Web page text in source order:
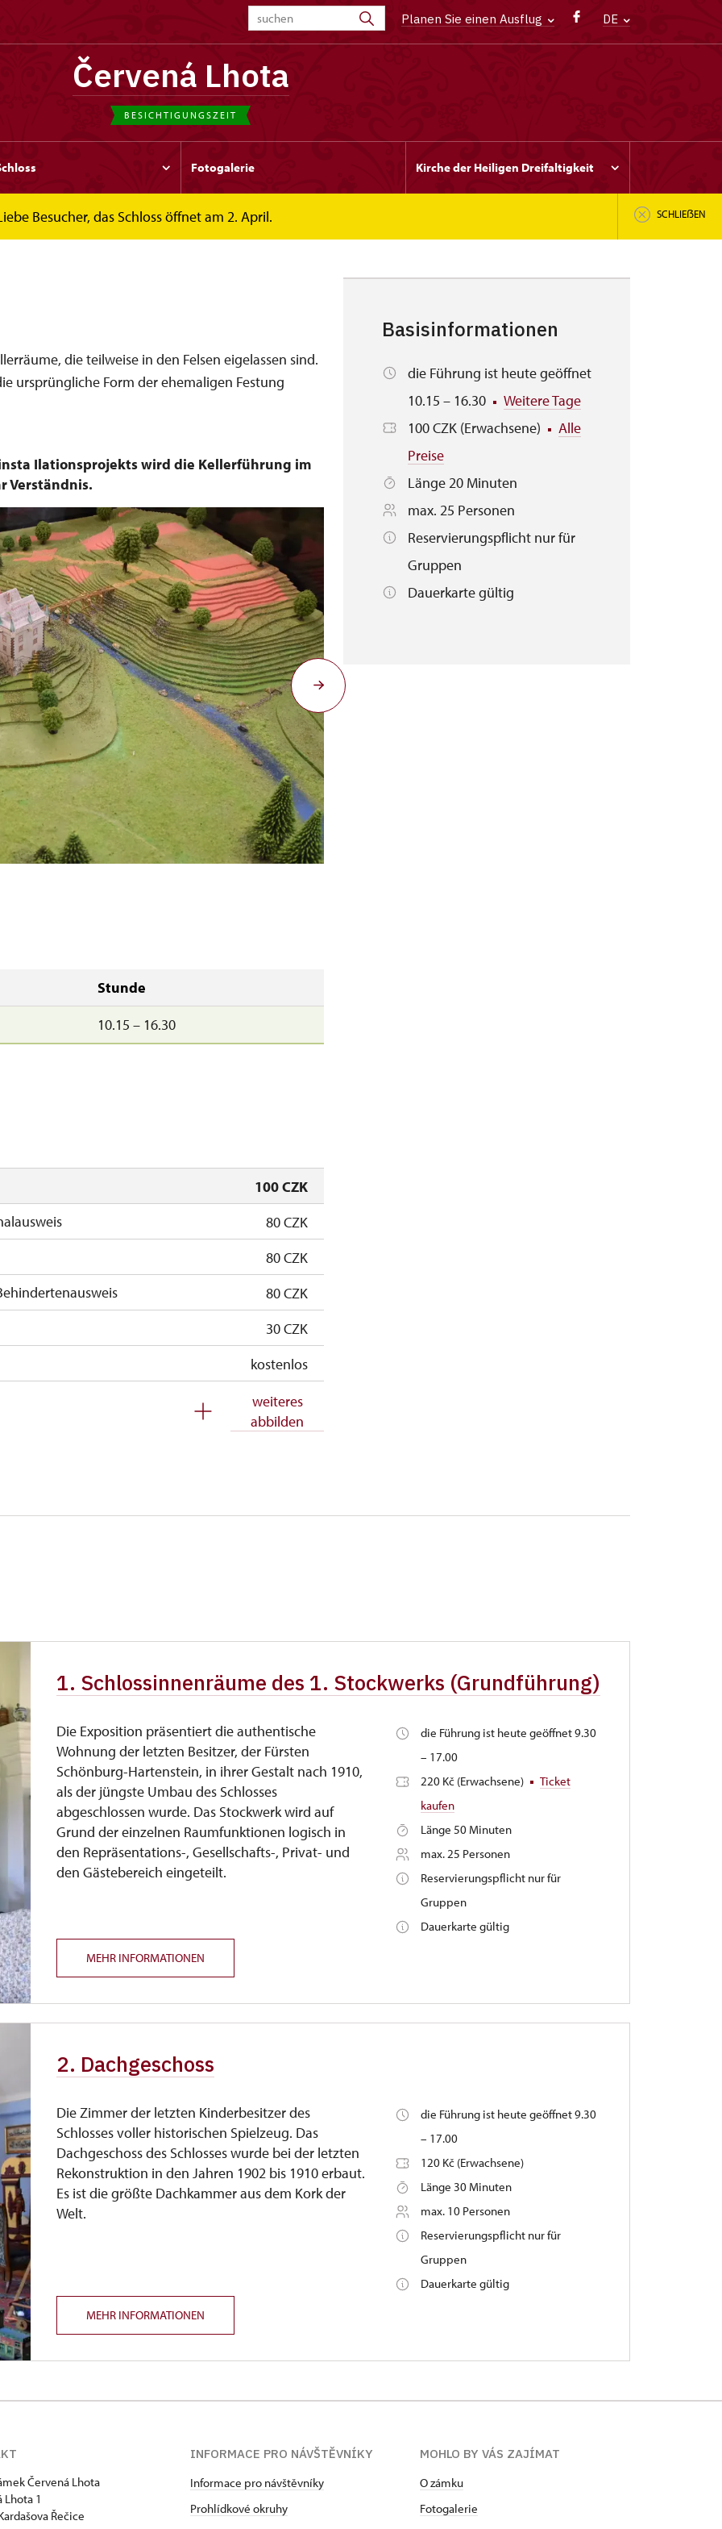
Planen Sie einen Ausflug DE
Červená Lhota
BESICHTIGUNGSZEIT
Fotogalerie Kirche der Heiligen Dreifaltigkeit
Besucher, das Schloss öffnet am 2. April. SCHLIEẞEN
die teilweise in den Felsen eigelassen sind.
ursprüngliche Form der ehemaligen Festung
Ilationsprojekts wird die Kellerführung im
Verständnis.
Stunde
10.15 – 16.30
100 CZK
80 CZK
80 CZK
80 CZK
30 CZK
kostenlos
kostenlos
kostenlos
kostenlos
kostenlos
weiteres
abbilden
Basisinformationen
die Führung ist heute geöffnet
10.15 – 16.30
Weitere Tage
100 CZK (Erwachsene)
Alle
Preise
Länge 20 Minuten
max. 25 Personen
Reservierungspflicht nur für
Gruppen
Dauerkarte gültig
1. Schlossinnenräume des 1. Stockwerks (Grundführung)
Die Exposition präsentiert die authentische
Wohnung der letzten Besitzer, der Fürsten
Schönburg-Hartenstein, in ihrer Gestalt nach 1910,
als der jüngste Umbau des Schlosses
abgeschlossen wurde. Das Stockwerk wird auf
Grund der einzelnen Raumfunktionen logisch in
den Repräsentations-, Gesellschafts-, Privat- und
den Gästebereich eingeteilt.
die Führung ist heute geöffnet 9.30
– 17.00
220 Kč (Erwachsene)
Ticket
kaufen
Länge 50 Minuten
max. 25 Personen
Reservierungspflicht nur für
Gruppen
Dauerkarte gültig
MEHR INFORMATIONEN
2. Dachgeschoss
Die Zimmer der letzten Kinderbesitzer des
Schlosses voller historischen Spielzeug. Das
Dachgeschoss des Schlosses wurde bei der letzten
Rekonstruktion in den Jahren 1902 bis 1910 erbaut.
Es ist die größte Dachkammer aus dem Kork der
Welt.
die Führung ist heute geöffnet 9.30
– 17.00
120 Kč (Erwachsene)
Länge 30 Minuten
max. 10 Personen
Reservierungspflicht nur für
Gruppen
Dauerkarte gültig
MEHR INFORMATIONEN
Červená Lhota
Lhota 1
Řečice
INFORMACE PRO NÁVŠTĚVNÍKY
Informace pro návštěvníky
Prohlídkové okruhy
MOHLO BY VÁS ZAJÍMAT
O zámku
Fotogalerie